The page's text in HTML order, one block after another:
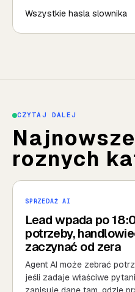
Wszystkie hasla slownika
CZYTAJ DALEJ
roznych
SPRZEDAŻ AI
Lead wpada po
potrzeby,
zaczynać od zera
Agent AI może zebrać
jeśli zadaje właściwe